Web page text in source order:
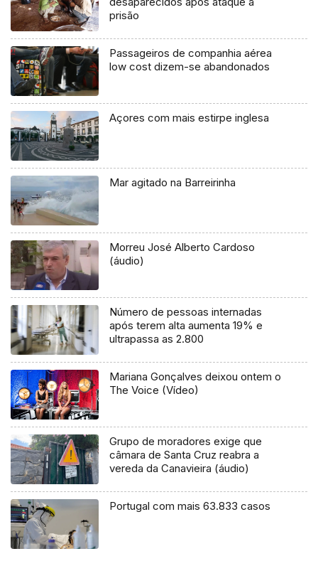
prisão
Passageiros de companhia aérea
low cost dizem-se abandonados
Açores com mais estirpe inglesa
Mar agitado na Barreirinha
Morreu José Alberto Cardoso
(áudio)
Número de pessoas internadas
após terem alta aumenta 19% e
ultrapassa as 2.800
Mariana Gonçalves deixou ontem o
The Voice (Vídeo)
Grupo de moradores exige que
câmara de Santa Cruz reabra a
vereda da Canavieira (áudio)
Portugal com mais 63.833 casos